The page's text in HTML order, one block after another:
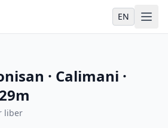
EN
· Calimani ·
liber